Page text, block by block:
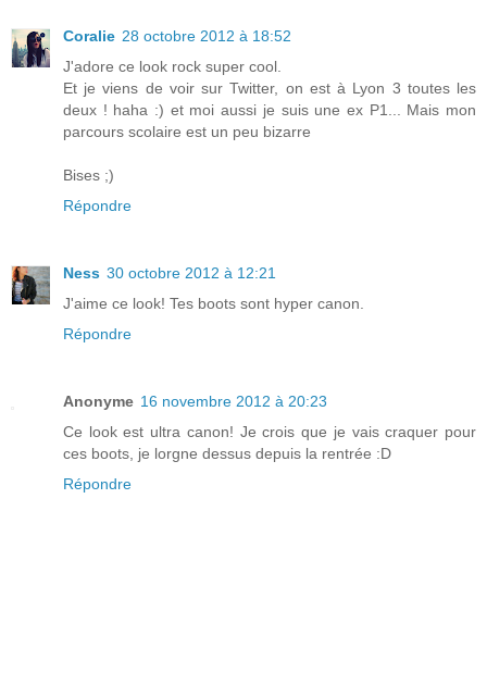
Coralie 28 octobre 2012 à 18:52
J'adore ce look rock super cool.
Et je viens de voir sur Twitter, on est à Lyon 3 toutes les
deux ! haha :) et moi aussi je suis une ex P1... Mais mon
parcours scolaire est un peu bizarre
Bises ;)
Répondre
Ness 30 octobre 2012 à 12:21
J'aime ce look! Tes boots sont hyper canon.
Répondre
Anonyme 16 novembre 2012 à 20:23
Ce look est ultra canon! Je crois que je vais craquer pour
ces boots, je lorgne dessus depuis la rentrée :D
Répondre